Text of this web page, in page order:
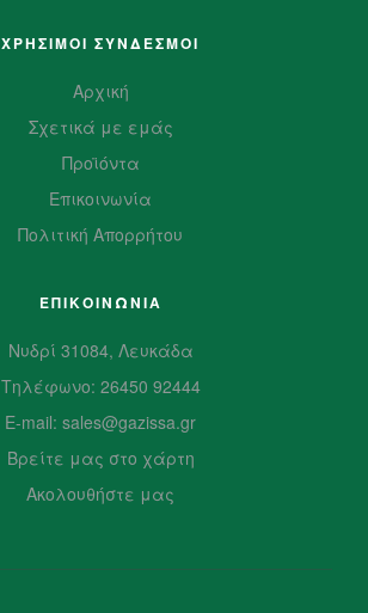
ΧΡΗΣΙΜΟΙ ΣΥΝΔΕΣΜΟΙ
Αρχική
Σχετικά με εμάς
Προϊόντα
Επικοινωνία
Πολιτική Απορρήτου
ΕΠΙΚΟΙΝΩΝΙΑ
Νυδρί 31084, Λευκάδα
Τηλέφωνο: 26450 92444
E-mail: sales@gazissa.gr
Βρείτε μας στο χάρτη
Ακολουθήστε μας